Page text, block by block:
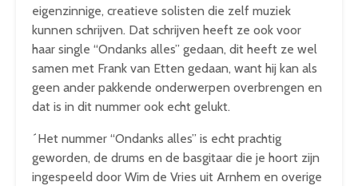
eigenzinnige, creatieve solisten die zelf muziek
kunnen schrijven. Dat schrijven heeft ze ook voor
haar single “Ondanks alles” gedaan, dit heeft ze wel
samen met Frank van Etten gedaan, want hij kan als
geen ander pakkende onderwerpen overbrengen en
dat is in dit nummer ook echt gelukt.
´Het nummer “Ondanks alles” is echt prachtig
geworden, de drums en de basgitaar die je hoort zijn
ingespeeld door Wim de Vries uit Arnhem en overige